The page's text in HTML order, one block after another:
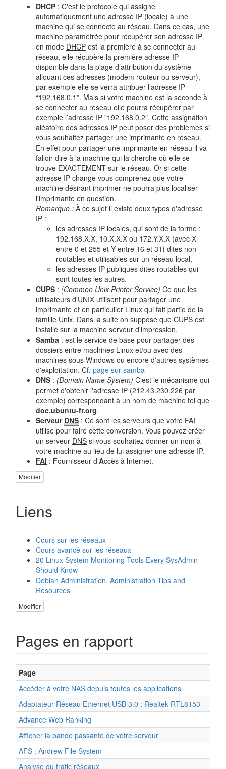
DHCP : C'est le protocole qui assigne
automatiquement une adresse IP (locale) à une
machine qui se connecte au réseau. Dans ce cas, une
machine paramétrée pour récupérer son adresse IP
en mode DHCP est la première à se connecter au
réseau, elle récupère la première adresse IP
disponible dans la plage d’attribution du système
allouant ces adresses (modem routeur ou serveur),
par exemple elle se verra attribuer l’adresse IP
“192.168.0.1”. Mais si votre machine est la seconde à
se connecter au réseau elle pourra récupérer par
exemple l’adresse IP "192.168.0.2". Cette assignation
aléatoire des adresses IP peut poser des problèmes si
vous souhaitez partager une imprimante en réseau.
En effet pour partager une imprimante en réseau il va
falloir dire à la machine qui la cherche où elle se
trouve EXACTEMENT sur le réseau. Or si cette
adresse IP change vous comprenez que votre
machine désirant imprimer ne pourra plus localiser
l'imprimante en question.
Remarque : À ce sujet il existe deux types d'adresse
IP :
les adresses IP locales, qui sont de la forme :
192.168.X.X, 10.X.X.X ou 172.Y.X.X (avec X
entre 0 et 255 et Y entre 16 et 31) dites non-
routables et utilisables sur un réseau local,
les adresses IP publiques dites routables qui
sont toutes les autres.
CUPS : (Common Unix Printer Service) Ce que les
utilisateurs d'UNIX utilisent pour partager une
imprimante et en particulier Linux qui fait partie de la
famille Unix. Dans la suite on suppose que CUPS est
installé sur la machine serveur d'impression.
Samba : est le service de base pour partager des
dossiers entre machines Linux et/ou avec des
machines sous Windows ou encore d'autres systèmes
d'exploitation. Cf. page sur samba
DNS : (Domain Name System) C'est le mécanisme qui
permet d'obtenir l'adresse IP (212.43.230.226 par
exemple) correspondant à un nom de machine tel que
doc.ubuntu-fr.org.
Serveur DNS : Ce sont les serveurs que votre FAI
utilise pour faire cette conversion. Vous pouvez créer
un serveur DNS si vous souhaitez donner un nom à
votre machine au lieu de lui assigner une adresse IP.
FAI : Fournisseur d'Accès à Internet.
Modifier
Liens
Cours sur les réseaux
Cours avancé sur les réseaux
20 Linux System Monitoring Tools Every SysAdmin
Should Know
Debian Administration, Administration Tips and
Resources
Modifier
Pages en rapport
Page
Accéder à votre NAS depuis toutes les applications
Adaptateur Réseau Ethernet USB 3.0 : Realtek RTL8153
Advance Web Ranking
Afficher la bande passante de votre serveur
AFS : Andrew File System
Analyse du trafic réseaux